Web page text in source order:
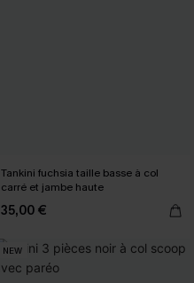
Tankini fuchsia taille basse à col
carré et jambe haute
35,00 €
NEW